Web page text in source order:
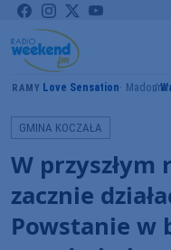
GRAMY Love Sensation Madonna
GMINA KOCZAŁA
W przyszłym
zacznie
Powstanie w